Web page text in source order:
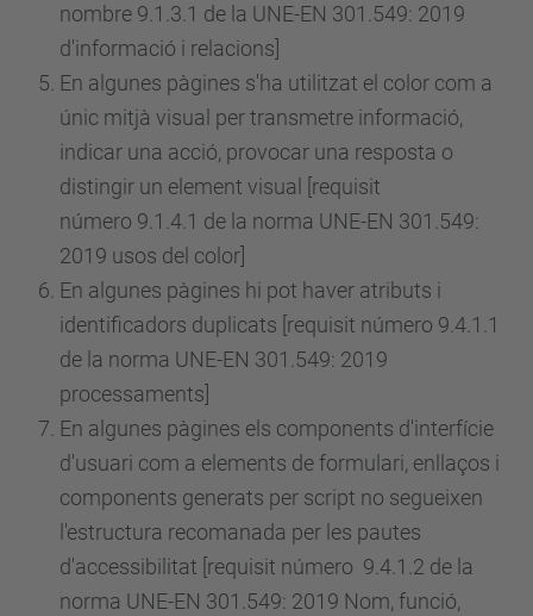
nombre 9.1.3.1 de la UNE-EN 301.549: 2019
d'informació i relacions]
En algunes pàgines s'ha utilitzat el color com a
únic mitjà visual per transmetre informació,
indicar una acció, provocar una resposta o
distingir un element visual [requisit
número 9.1.4.1 de la norma UNE-EN 301.549:
2019 usos del color]
En algunes pàgines hi pot haver atributs i
identificadors duplicats [requisit número 9.4.1.1
de la norma UNE-EN 301.549: 2019
processaments]
En algunes pàgines els components d'interfície
d'usuari com a elements de formulari, enllaços i
components generats per script no segueixen
l'estructura recomanada per les pautes
d'accessibilitat [requisit número 9.4.1.2 de la
norma UNE-EN 301.549: 2019 Nom, funció,